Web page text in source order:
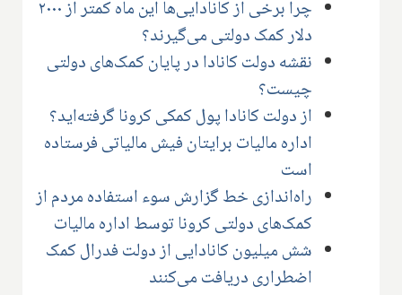
چرا برخی از کانادایی‌ها این ماه کمتر از ۲۰۰۰
دلار کمک دولتی می‌گیرند؟
نقشه دولت کانادا در پایان کمک‌های دولتی
چیست؟
از دولت کانادا پول کمکی کرونا گرفته‌اید؟
اداره مالیات برایتان فیش مالیاتی فرستاده
است
راه‌اندازی خط گزارش سوء استفاده مردم از
کمک‌های دولتی کرونا توسط اداره مالیات
شش میلیون کانادایی از دولت فدرال کمک
اضطراری دریافت می‌کنند